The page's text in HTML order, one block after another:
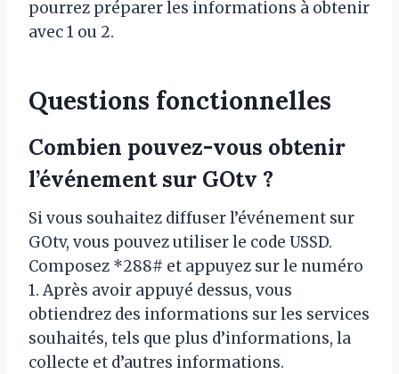
pourrez préparer les informations à obtenir
avec 1 ou 2.
Questions fonctionnelles
Combien pouvez-vous obtenir
l’événement sur GOtv ?
Si vous souhaitez diffuser l’événement sur
GOtv, vous pouvez utiliser le code USSD.
Composez *288# et appuyez sur le numéro
1. Après avoir appuyé dessus, vous
obtiendrez des informations sur les services
souhaités, tels que plus d’informations, la
collecte et d’autres informations.